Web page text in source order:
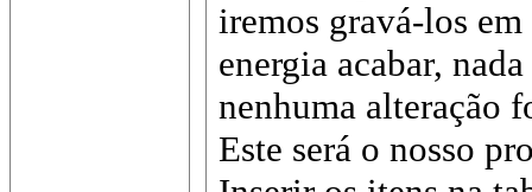
iremos gravá-los
energia acabar,
nenhuma alteração
Este será o nosso